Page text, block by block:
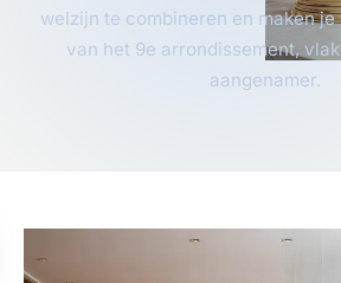
welzijn te combineren en maken
van het 9e arrondissement,
aangenamer.